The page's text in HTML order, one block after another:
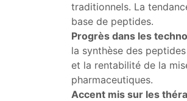
traditionnels. La
base de peptides.
Progrès dans les
la synthèse des
et la rentabilité de la
pharmaceutiques.
Accent mis sur les